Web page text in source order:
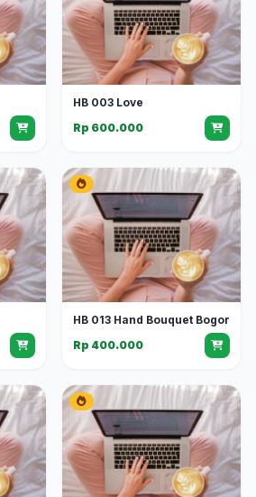
HB 003 Love
Rp 600.000
HB 013 Hand Bouquet Bogor
Rp 400.000